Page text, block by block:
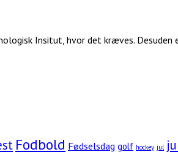
Insitut, hvor det kræves.
Fodbold Fødselsdag golf hockey jul